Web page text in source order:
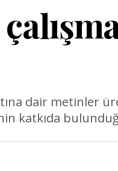
dair metinler
bulunduğu